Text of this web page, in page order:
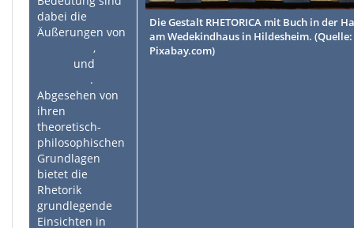
dabei die
Äußerungen von
,
und
.
Abgesehen von
ihren
theoretisch-
philosophischen
Grundlagen
bietet die
Rhetorik
grundlegende
Einsichten in
Die Gestalt RHETORICA mit Buch in der
am Wedekindhaus in Hildesheim.
Pixabay.com)